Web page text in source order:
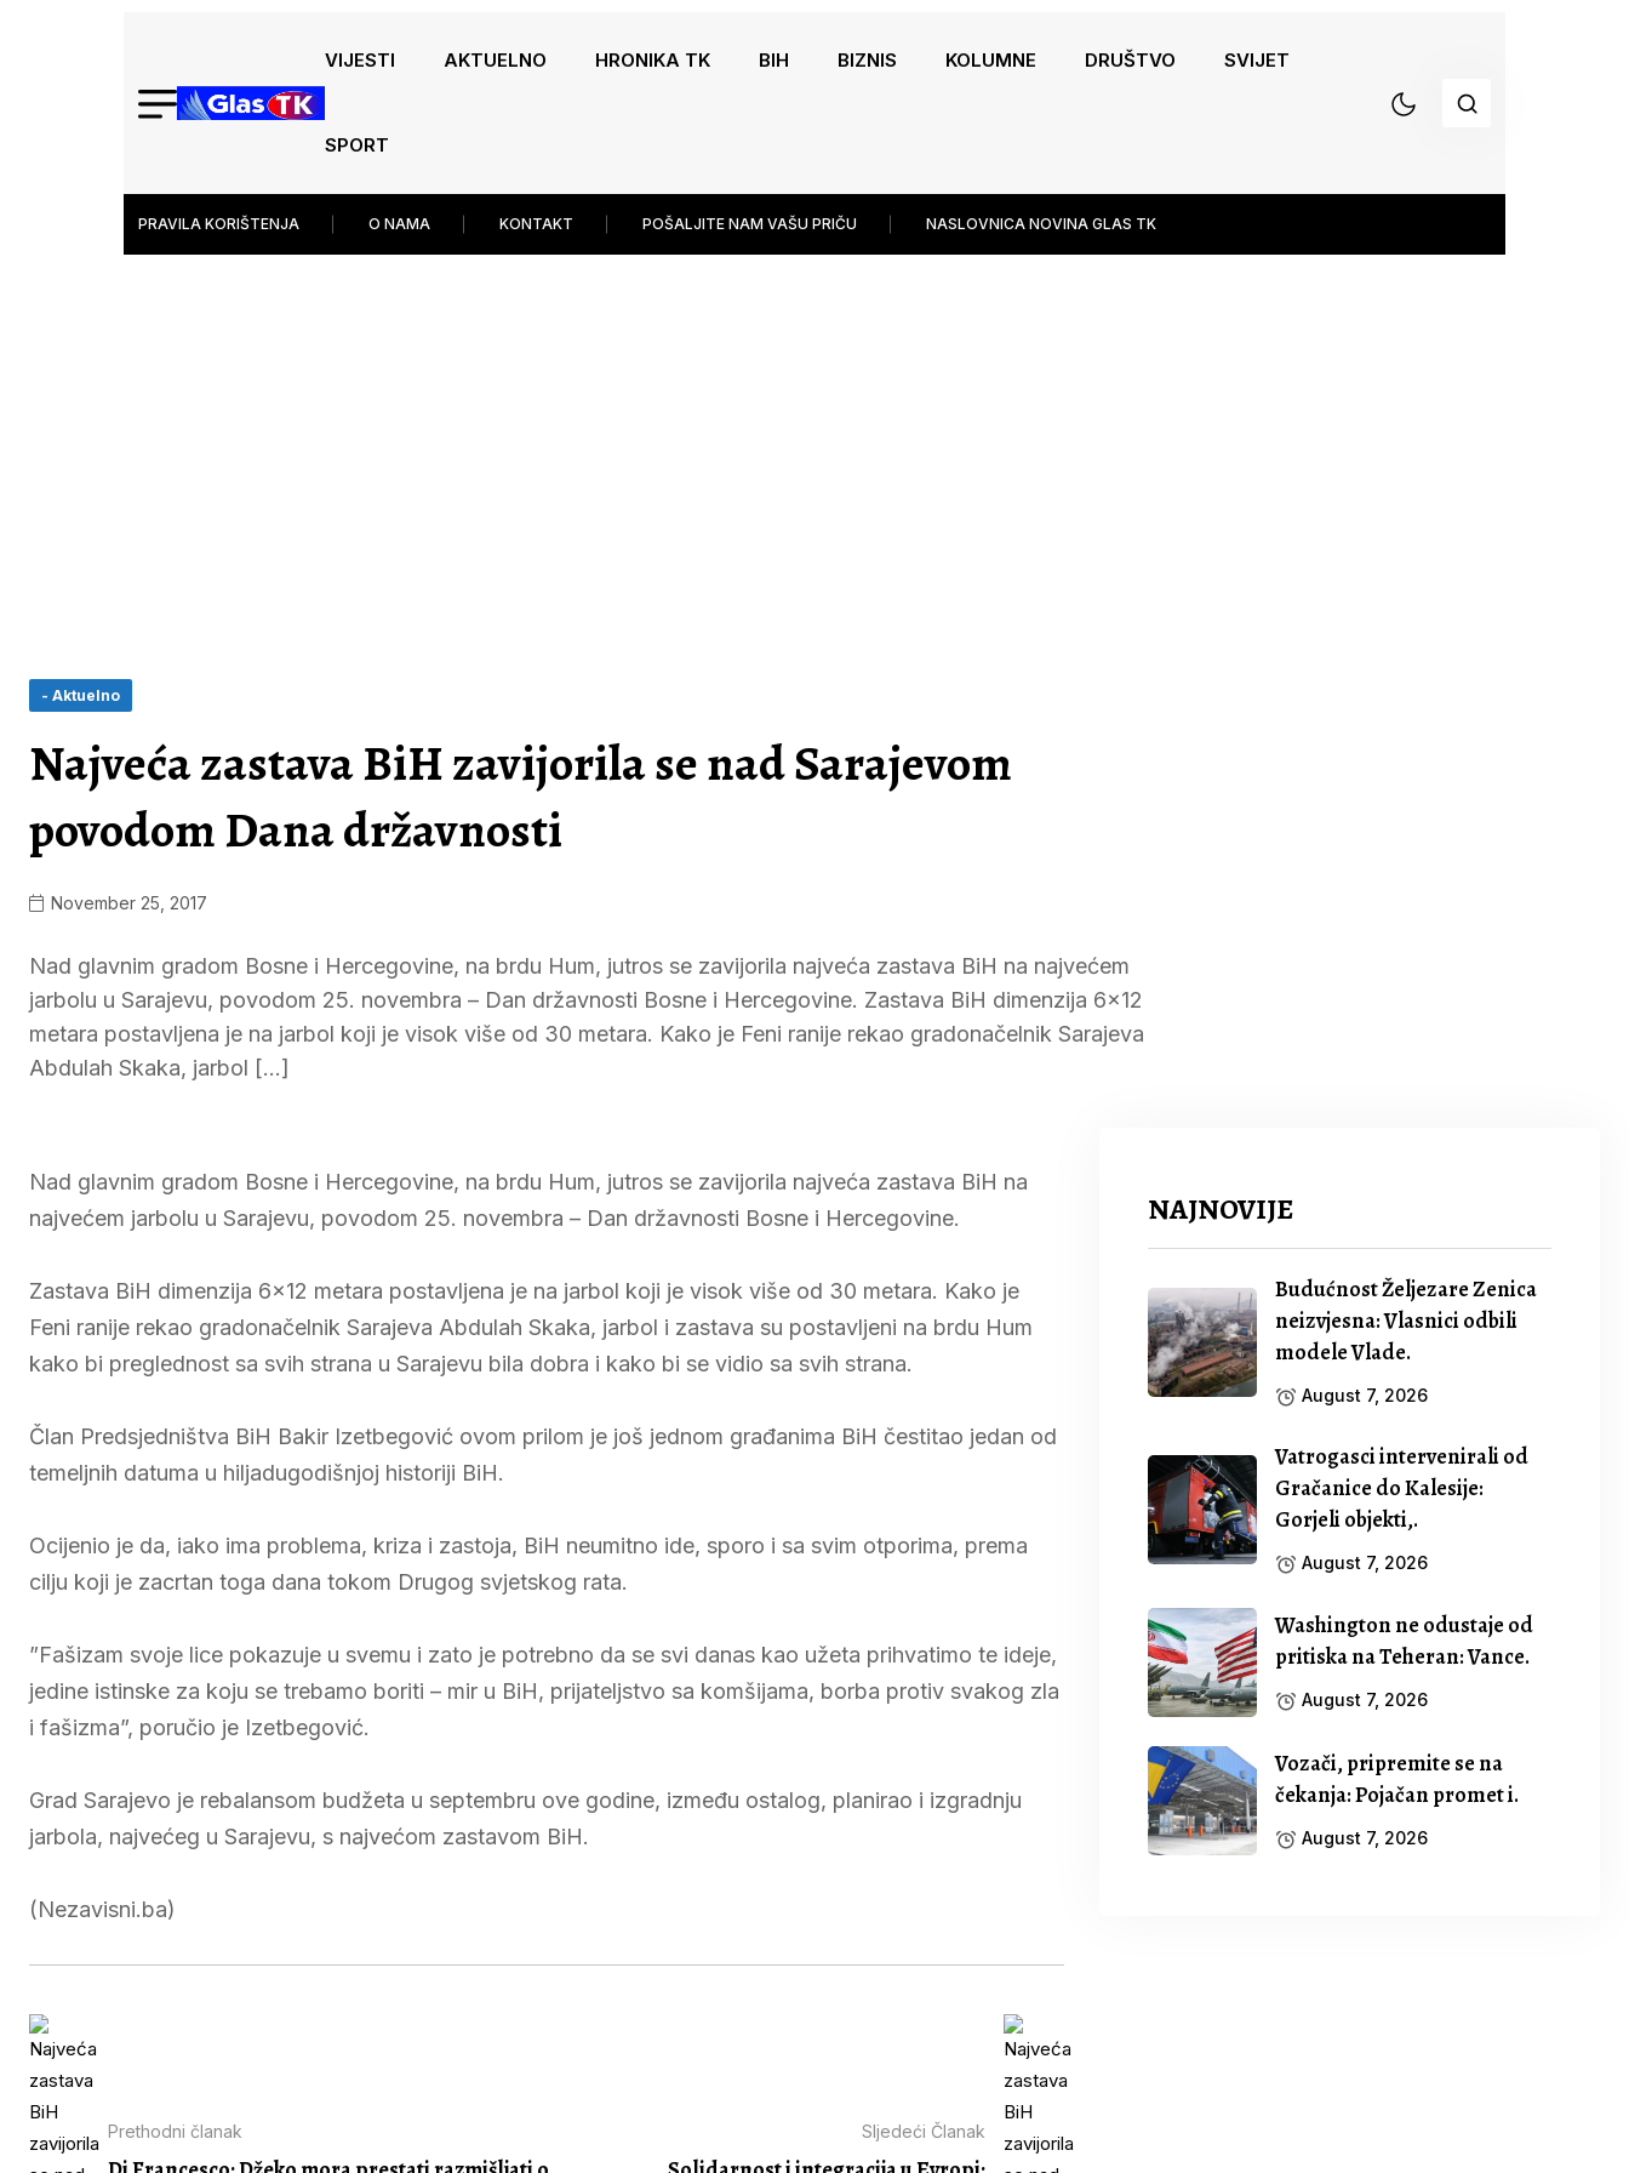
VIJESTI AKTUELNO HRONIKA TK BIH BIZNIS KOLUMNE DRUŠTVO SVIJET
SPORT
PRAVILA KORIŠTENJA O NAMA KONTAKT POŠALJITE NAM VAŠU PRIČU NASLOVNICA NOVINA GLAS TK
- Aktuelno
Najveća zastava BiH zavijorila se nad Sarajevom
povodom Dana državnosti
November 25, 2017
Nad glavnim gradom Bosne i Hercegovine, na brdu Hum, jutros se zavijorila najveća zastava BiH na najvećem
jarbolu u Sarajevu, povodom 25. novembra – Dan državnosti Bosne i Hercegovine. Zastava BiH dimenzija 6×12
metara postavljena je na jarbol koji je visok više od 30 metara. Kako je Feni ranije rekao gradonačelnik Sarajeva
Abdulah Skaka, jarbol […]
Nad glavnim gradom Bosne i Hercegovine, na brdu Hum, jutros se zavijorila najveća zastava BiH na
najvećem jarbolu u Sarajevu, povodom 25. novembra – Dan državnosti Bosne i Hercegovine.
Zastava BiH dimenzija 6×12 metara postavljena je na jarbol koji je visok više od 30 metara. Kako je
Feni ranije rekao gradonačelnik Sarajeva Abdulah Skaka, jarbol i zastava su postavljeni na brdu Hum
kako bi preglednost sa svih strana u Sarajevu bila dobra i kako bi se vidio sa svih strana.
Član Predsjedništva BiH Bakir Izetbegović ovom prilom je još jednom građanima BiH čestitao jedan od
temeljnih datuma u hiljadugodišnjoj historiji BiH.
Ocijenio je da, iako ima problema, kriza i zastoja, BiH neumitno ide, sporo i sa svim otporima, prema
cilju koji je zacrtan toga dana tokom Drugog svjetskog rata.
”Fašizam svoje lice pokazuje u svemu i zato je potrebno da se svi danas kao užeta prihvatimo te ideje,
jedine istinske za koju se trebamo boriti – mir u BiH, prijateljstvo sa komšijama, borba protiv svakog zla
i fašizma”, poručio je Izetbegović.
Grad Sarajevo je rebalansom budžeta u septembru ove godine, između ostalog, planirao i izgradnju
jarbola, najvećeg u Sarajevu, s najvećom zastavom BiH.
(Nezavisni.ba)
Prethodni članak Sljedeći Članak
NAJNOVIJE
Budućnost Željezare Zenica
neizvjesna: Vlasnici odbili
modele Vlade.
August 7, 2026
Vatrogasci intervenirali od
Gračanice do Kalesije:
Gorjeli objekti,.
August 7, 2026
Washington ne odustaje od
pritiska na Teheran: Vance.
August 7, 2026
Vozači, pripremite se na
čekanja: Pojačan promet i.
August 7, 2026